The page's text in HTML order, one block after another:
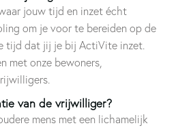
jouw tijd en inzet écht
om je voor te bereiden op de
tijd dat jij je bij ActiVite inzet.
met onze bewoners,
van de vrijwilliger?
mens met een lichamelijk